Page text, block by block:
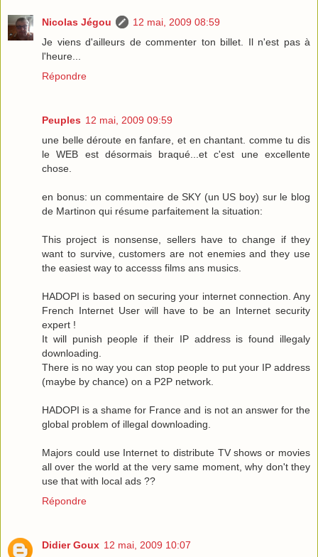
Nicolas Jégou
12 mai, 2009 08:59
Je viens d'ailleurs de commenter ton billet. Il n'est pas à
l'heure...
Répondre
Peuples 12 mai, 2009 09:59
une belle déroute en fanfare, et en chantant. comme tu dis
le WEB est désormais braqué...et c'est une excellente
chose.
en bonus: un commentaire de SKY (un US boy) sur le blog
de Martinon qui résume parfaitement la situation:
This project is nonsense, sellers have to change if they
want to survive, customers are not enemies and they use
the easiest way to accesss films ans musics.
HADOPI is based on securing your internet connection. Any
French Internet User will have to be an Internet security
expert !
It will punish people if their IP address is found illegaly
downloading.
There is no way you can stop people to put your IP address
(maybe by chance) on a P2P network.
HADOPI is a shame for France and is not an answer for the
global problem of illegal downloading.
Majors could use Internet to distribute TV shows or movies
all over the world at the very same moment, why don't they
use that with local ads ??
Répondre
Didier Goux 12 mai, 2009 10:07